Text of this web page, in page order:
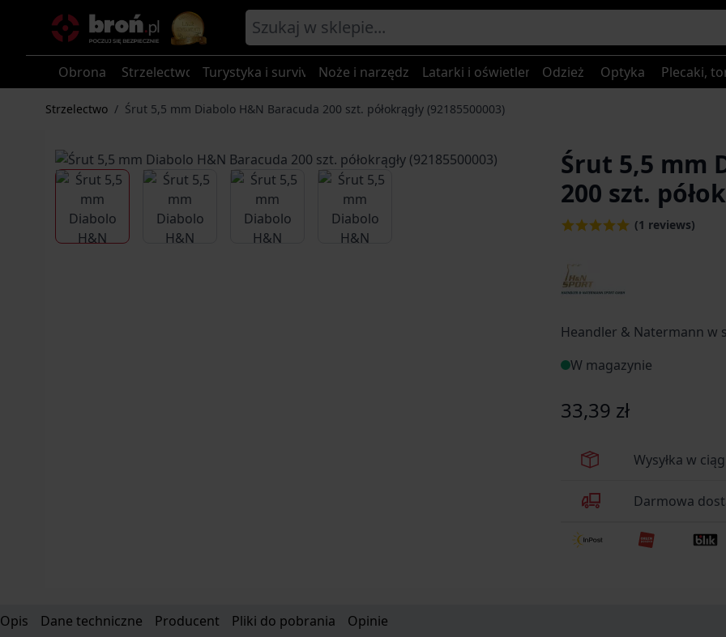
Obrona Strzelectwo Turystyka i survival Noże i narzędzia Latarki i oświetlenieOdzież Optyka Plecaki,
Strzelectwo / Śrut 5,5 mm Diabolo H&N Baracuda 200 szt. półokrągły (92185500003)
Śrut 5,5 mm
200 szt.
(1 reviews)
View larger imageView larger imageView larger imageView larger image
Heandler & Natermann
W magazynie
33,39 zł
Wysyłka w
Darmowa
Opis Dane techniczne Producent Pliki do pobrania Opinie